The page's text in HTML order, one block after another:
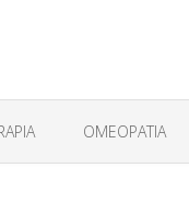
OMEOPATIA